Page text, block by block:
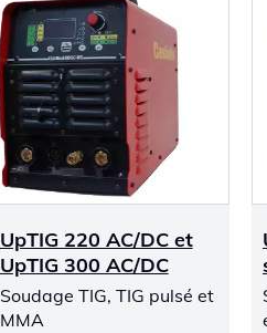
UpTIG 220 AC/DC et
UpTIG 300 AC/DC
Soudage TIG, TIG pulsé et
MMA